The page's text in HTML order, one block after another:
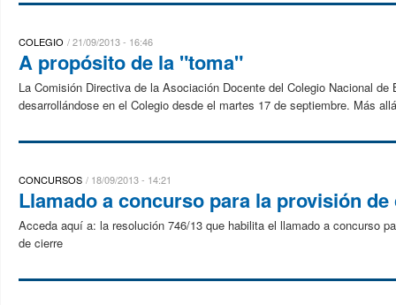
COLEGIO 21/09/2013 - 16:46
A propósito de la "toma"
La Comisión Directiva de la Asociación Docente del Colegio Nacional
desarrollándose en el Colegio desde el martes 17 de septiembre. Más
CONCURSOS 18/09/2013 - 14:21
Llamado a concurso para la provisión
Acceda aquí a: la resolución 746/13 que habilita el llamado a concurso
de cierre